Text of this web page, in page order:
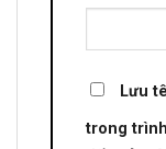
Lưu
trong